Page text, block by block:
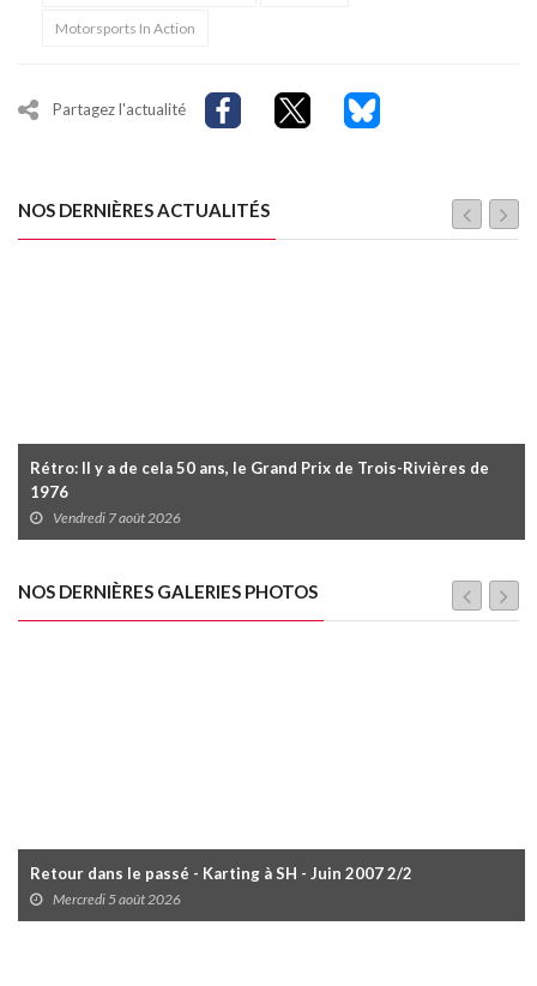
Motorsports In Action
Partagez l'actualité
NOS DERNIÈRES ACTUALITÉS
Rétro: Il y a de cela 50 ans, le Grand Prix de Trois-Rivières de
1976
Vendredi 7 août 2026
NOS DERNIÈRES GALERIES PHOTOS
Retour dans le passé - Karting à SH - Juin 2007 2/2
Mercredi 5 août 2026